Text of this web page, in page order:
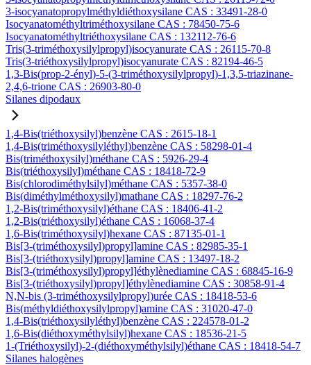
3-isocyanatopropylméthyldiéthoxysilane CAS : 33491-28-0
Isocyanatométhyltriméthoxysilane CAS : 78450-75-6
Isocyanatométhyltriéthoxysilane CAS : 132112-76-6
Tris(3-triméthoxysilylpropyl)isocyanurate CAS : 26115-70-8
Tris(3-triéthoxysilylpropyl)isocyanurate CAS : 82194-46-5
1,3-Bis(prop-2-ényl)-5-(3-triméthoxysilylpropyl)-1,3,5-triazinane-
2,4,6-trione CAS : 26903-80-0
Silanes dipodaux
1,4-Bis(triéthoxysilyl)benzène CAS : 2615-18-1
1,4-Bis(triméthoxysilyléthyl)benzène CAS : 58298-01-4
Bis(triméthoxysilyl)méthane CAS : 5926-29-4
Bis(triéthoxysilyl)méthane CAS : 18418-72-9
Bis(chlorodiméthylsilyl)méthane CAS : 5357-38-0
Bis(diméthylméthoxysilyl)mathane CAS : 18297-76-2
1,2-Bis(triméthoxysilyl)éthane CAS : 18406-41-2
1,2-Bis(triéthoxysilyl)éthane CAS : 16068-37-4
1,6-Bis(triméthoxysilyl)hexane CAS : 87135-01-1
Bis[3-(triméthoxysilyl)propyl]amine CAS : 82985-35-1
Bis[3-(triéthoxysilyl)propyl]amine CAS : 13497-18-2
Bis[3-(triméthoxysilyl)propyl]éthylènediamine CAS : 68845-16-9
Bis[3-(triéthoxysilyl)propyl]éthylènediamine CAS : 30858-91-4
N,N-bis (3-triméthoxysilylpropyl)urée CAS : 18418-53-6
Bis(méthyldiéthoxysilylpropyl)amine CAS : 31020-47-0
1,4-Bis(triéthoxysilyléthyl)benzène CAS : 224578-01-2
1,6-Bis(diéthoxyméthylsilyl)hexane CAS : 18536-21-5
1-(Triéthoxysilyl)-2-(diéthoxyméthylsilyl)éthane CAS : 18418-54-7
Silanes halogènes